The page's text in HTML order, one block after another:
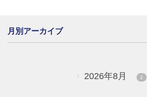
月別アーカイブ
2026年8月 2